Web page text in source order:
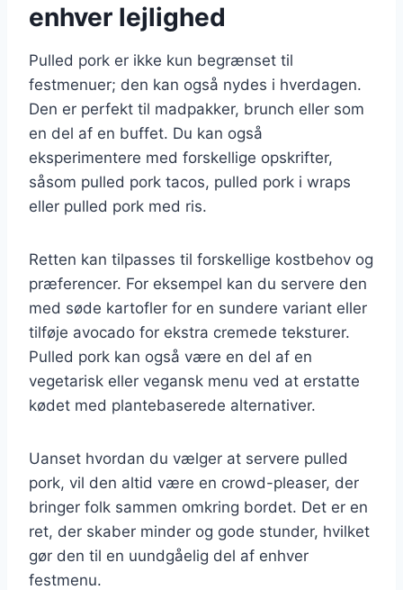
enhver lejlighed
Pulled pork er ikke kun begrænset til
festmenuer; den kan også nydes i hverdagen.
Den er perfekt til madpakker, brunch eller som
en del af en buffet. Du kan også
eksperimentere med forskellige opskrifter,
såsom pulled pork tacos, pulled pork i wraps
eller pulled pork med ris.
Retten kan tilpasses til forskellige kostbehov og
præferencer. For eksempel kan du servere den
med søde kartofler for en sundere variant eller
tilføje avocado for ekstra cremede teksturer.
Pulled pork kan også være en del af en
vegetarisk eller vegansk menu ved at erstatte
kødet med plantebaserede alternativer.
Uanset hvordan du vælger at servere pulled
pork, vil den altid være en crowd-pleaser, der
bringer folk sammen omkring bordet. Det er en
ret, der skaber minder og gode stunder, hvilket
gør den til en uundgåelig del af enhver
festmenu.